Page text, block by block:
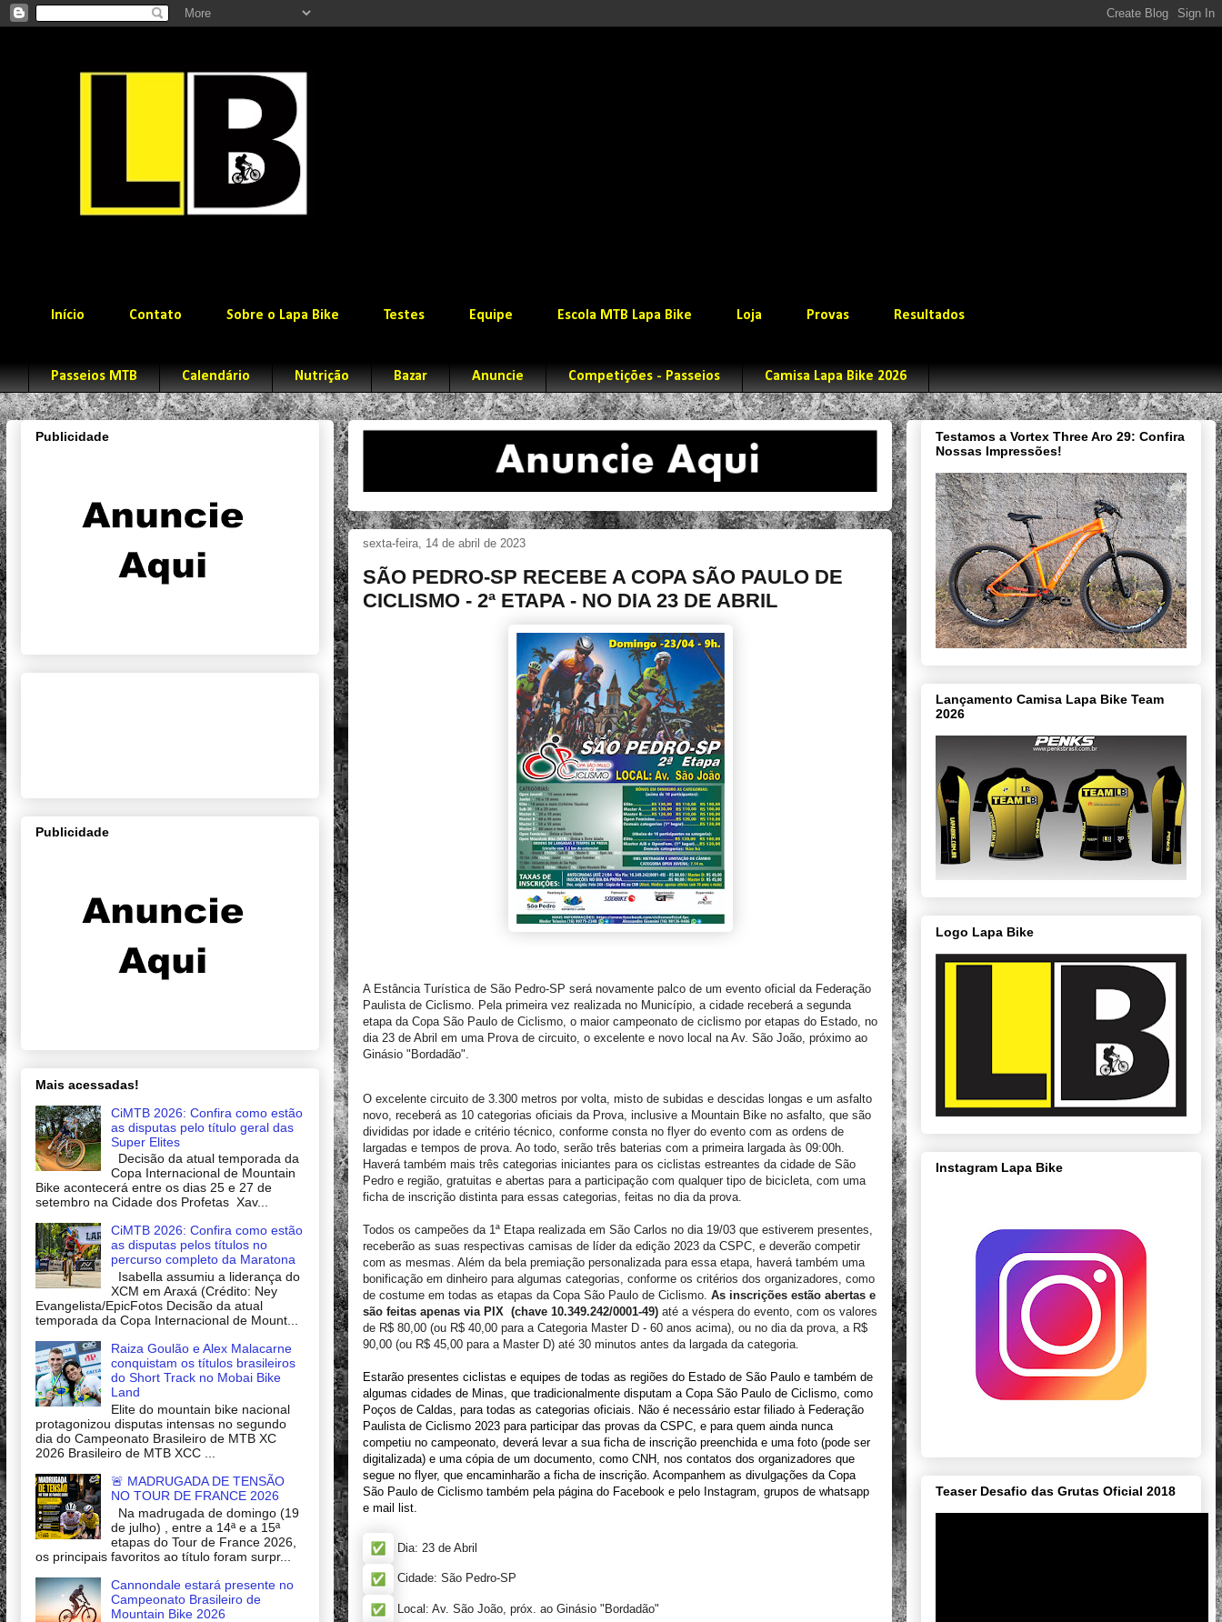
Início Contato Sobre o Lapa Bike Testes Equipe Escola MTB Lapa Bike Loja Provas Resultados
Passeios MTB Calendário Nutrição Bazar Anuncie Competições - Passeios Camisa Lapa Bike 2026
sexta-feira, 14 de abril de 2023
SÃO PEDRO-SP RECEBE A COPA SÃO PAULO DE
CICLISMO - 2ª ETAPA - NO DIA 23 DE ABRIL
A Estância Turística de São Pedro-SP será novamente palco de um evento oficial da Federação
Paulista de Ciclismo. Pela primeira vez realizada no Município, a cidade receberá a segunda
etapa da Copa São Paulo de Ciclismo, o maior campeonato de ciclismo por etapas do Estado, no
dia 23 de Abril em uma Prova de circuito, o excelente e novo local na Av. São João, próximo ao
Ginásio "Bordadão".
O excelente circuito de 3.300 metros por volta, misto de subidas e descidas longas e um asfalto
novo, receberá as 10 categorias oficiais da Prova, inclusive a Mountain Bike no asfalto, que são
divididas por idade e critério técnico, conforme consta no flyer do evento com as ordens de
largadas e tempos de prova. Ao todo, serão três baterias com a primeira largada às 09:00h.
Haverá também mais três categorias iniciantes para os ciclistas estreantes da cidade de São
Pedro e região, gratuitas e abertas para a participação com qualquer tipo de bicicleta, com uma
ficha de inscrição distinta para essas categorias, feitas no dia da prova.
Todos os campeões da 1ª Etapa realizada em São Carlos no dia 19/03 que estiverem presentes,
receberão as suas respectivas camisas de líder da edição 2023 da CSPC, e deverão competir
com as mesmas. Além da bela premiação personalizada para essa etapa, haverá também uma
bonificação em dinheiro para algumas categorias, conforme os critérios dos organizadores, como
de costume em todas as etapas da Copa São Paulo de Ciclismo. As inscrições estão abertas e
são feitas apenas via PIX (chave 10.349.242/0001-49) até a véspera do evento, com os valores
de R$ 80,00 (ou R$ 40,00 para a Categoria Master D - 60 anos acima), ou no dia da prova, a R$
90,00 (ou R$ 45,00 para a Master D) até 30 minutos antes da largada da categoria.
Estarão presentes ciclistas e equipes de todas as regiões do Estado de São Paulo e também de
algumas cidades de Minas, que tradicionalmente disputam a Copa São Paulo de Ciclismo, como
Poços de Caldas, para todas as categorias oficiais. Não é necessário estar filiado à Federação
Paulista de Ciclismo 2023 para participar das provas da CSPC, e para quem ainda nunca
competiu no campeonato, deverá levar a sua ficha de inscrição preenchida e uma foto (pode ser
digitalizada) e uma cópia de um documento, como CNH, nos contatos dos organizadores que
segue no flyer, que encaminharão a ficha de inscrição. Acompanhem as divulgações da Copa
São Paulo de Ciclismo também pela página do Facebook e pelo Instagram, grupos de whatsapp
e mail list.
Dia: 23 de Abril
Cidade: São Pedro-SP
Local: Av. São João, próx. ao Ginásio "Bordadão"
Publicidade
Publicidade
Mais acessadas!
CiMTB 2026: Confira como estão
as disputas pelo título geral das
Super Elites
Decisão da atual temporada da
Copa Internacional de Mountain
Bike acontecerá entre os dias 25 e 27 de
setembro na Cidade dos Profetas Xav...
CiMTB 2026: Confira como estão
as disputas pelos títulos no
percurso completo da Maratona
Isabella assumiu a liderança do
XCM em Araxá (Crédito: Ney
Evangelista/EpicFotos Decisão da atual
temporada da Copa Internacional de Mount...
Raiza Goulão e Alex Malacarne
conquistam os títulos brasileiros
do Short Track no Mobai Bike
Land
Elite do mountain bike nacional
protagonizou disputas intensas no segundo
dia do Campeonato Brasileiro de MTB XC
2026 Brasileiro de MTB XCC ...
🚨 MADRUGADA DE TENSÃO
NO TOUR DE FRANCE 2026
Na madrugada de domingo (19
de julho) , entre a 14ª e a 15ª
etapas do Tour de France 2026,
os principais favoritos ao título foram surpr...
Cannondale estará presente no
Campeonato Brasileiro de
Mountain Bike 2026
Testamos a Vortex Three Aro 29: Confira
Nossas Impressões!
Lançamento Camisa Lapa Bike Team
2026
Logo Lapa Bike
Instagram Lapa Bike
Teaser Desafio das Grutas Oficial 2018